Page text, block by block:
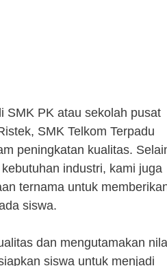
SMK PK atau sekolah pusat
SMK Telkom Terpadu
peningkatan kualitas.
industri, kami juga
ternama untuk
siswa.
dan mengutamakan
siswa untuk menjadi